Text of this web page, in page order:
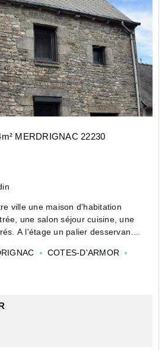
MERDRIGNAC 22230
ville une maison d'habitation
une salon séjour cuisine, une
A l'étage un palier desservant
cl...
COTES-D'ARMOR